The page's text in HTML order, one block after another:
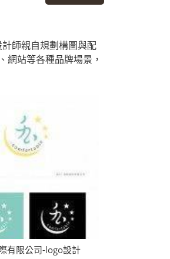
師親自規劃構圖與配
網站等各種品牌場景，
有限公司-logo設計